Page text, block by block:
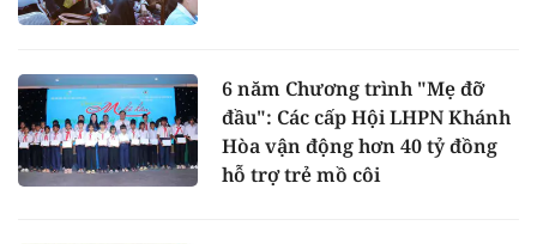
6 năm Chương trình "Mẹ đỡ
đầu": Các cấp Hội LHPN Khánh
Hòa vận động hơn 40 tỷ đồng
hỗ trợ trẻ mồ côi